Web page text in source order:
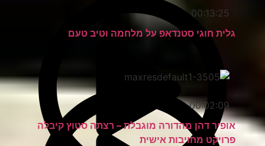
00:13:25
גלית חוגי סטנדאפ על מלחמה וטיב טעם
00:02:09
אופיר דהן מהדורה מוגבלת – רצתה סטוץ קיבלה
פרויקט מחויבות אישית